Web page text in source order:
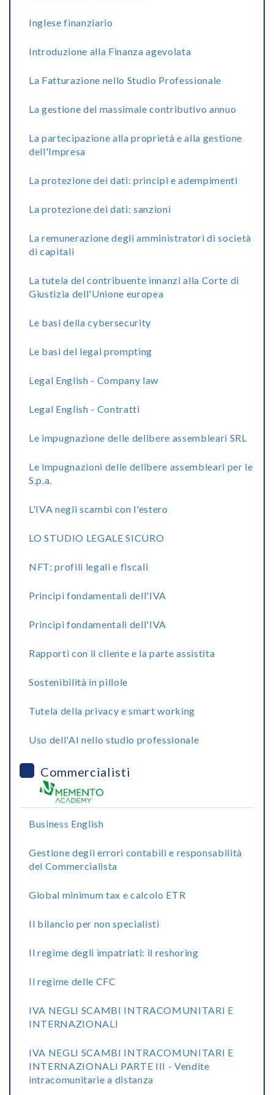
Inglese finanziario
Introduzione alla Finanza agevolata
La Fatturazione nello Studio Professionale
La gestione del massimale contributivo annuo
La partecipazione alla proprietà e alla gestione
dell'Impresa
La protezione dei dati: principi e adempimenti
La protezione dei dati: sanzioni
La remunerazione degli amministratori di società
di capitali
La tutela del contribuente innanzi alla Corte di
Giustizia dell'Unione europea
Le basi della cybersecurity
Le basi del legal prompting
Legal English - Company law
Legal English - Contratti
Le impugnazione delle delibere assembleari SRL
Le impugnazioni delle delibere assembleari per le
S.p.a.
L'IVA negli scambi con l'estero
LO STUDIO LEGALE SICURO
NFT: profili legali e fiscali
Principi fondamentali dell'IVA
Principi fondamentali dell'IVA
Rapporti con il cliente e la parte assistita
Sostenibilità in pillole
Tutela della privacy e smart working
Uso dell'AI nello studio professionale
Commercialisti
Business English
Gestione degli errori contabili e responsabilità
del Commercialista
Global minimum tax e calcolo ETR
Il bilancio per non specialisti
Il regime degli impatriati: il reshoring
Il regime delle CFC
IVA NEGLI SCAMBI INTRACOMUNITARI E
INTERNAZIONALI
IVA NEGLI SCAMBI INTRACOMUNITARI E
INTERNAZIONALI PARTE III - Vendite
intracomunitarie a distanza